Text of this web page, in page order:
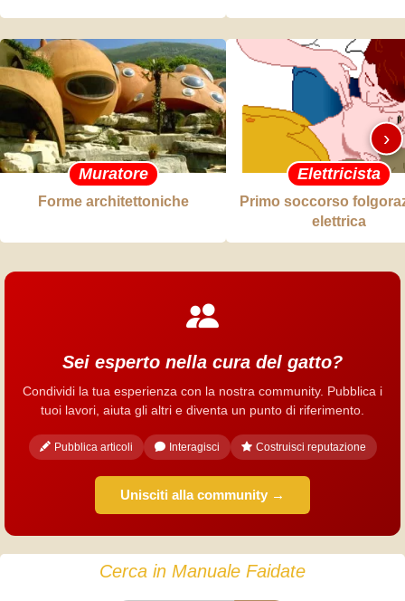
Muratore
Forme architettoniche
Elettricista
Primo soccorso
elettrica
›
Sei esperto nella cura del gatto?
Condividi la tua esperienza con la nostra community. Pubblica i
tuoi lavori, aiuta gli altri e diventa un punto di riferimento.
Pubblica articoli Interagisci Costruisci reputazione
Unisciti alla community →
Cerca in Manuale Faidate